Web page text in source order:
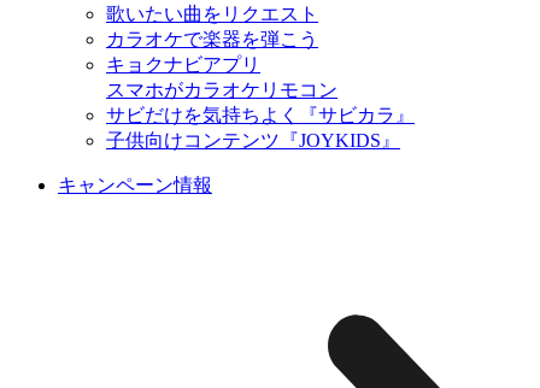
歌いたい曲をリクエスト
カラオケで楽器を弾こう
キョクナビアプリ
スマホがカラオケリモコン
サビだけを気持ちよく『サビカラ』
子供向けコンテンツ『JOYKIDS』
キャンペーン情報